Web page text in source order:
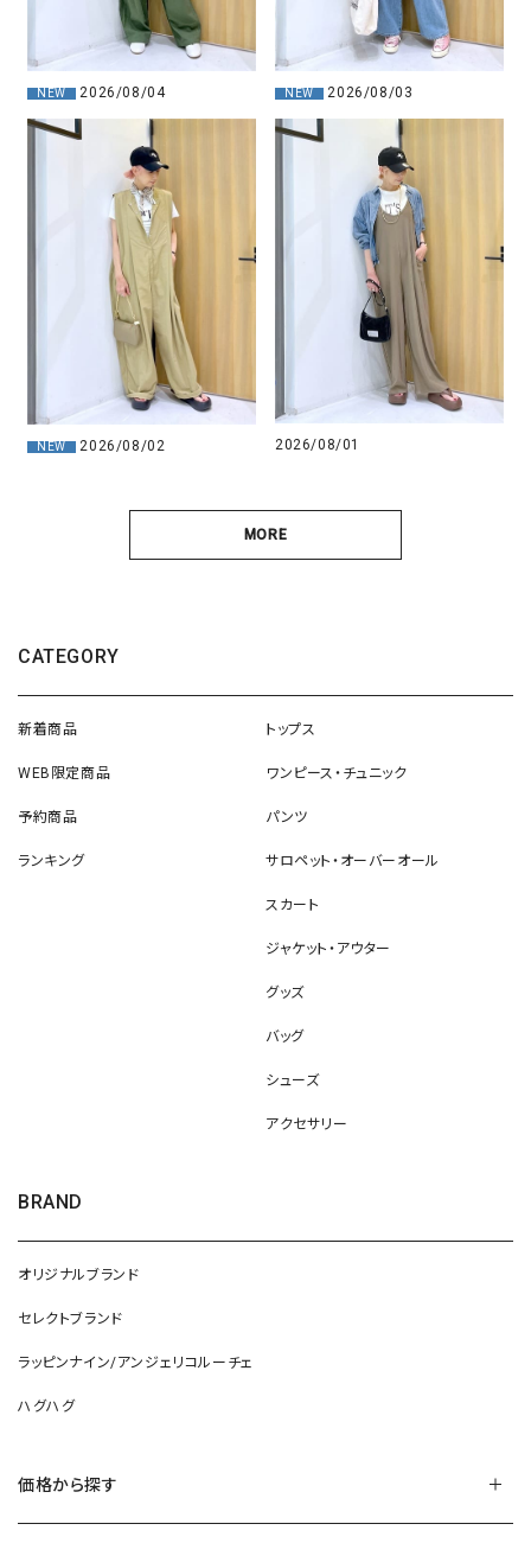
NEW 2026/08/04 NEW 2026/08/03
NEW 2026/08/02 2026/08/01
MORE
CATEGORY
新着商品
WEB限定商品
予約商品
ランキング
トップス
ワンピース・チュニック
パンツ
サロペット・オーバーオール
スカート
ジャケット・アウター
グッズ
バッグ
シューズ
アクセサリー
BRAND
オリジナルブランド
セレクトブランド
ラッピンナイン/アンジェリコルーチェ
ハグハグ
価格から探す